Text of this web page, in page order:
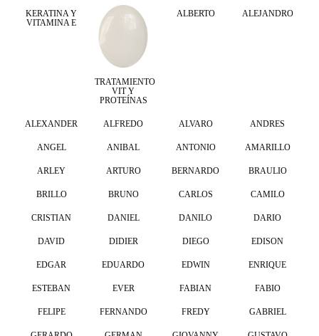
KERATINA Y
VITAMINA E
TRATAMIENTO
VIT Y
PROTEÍNAS
ALBERTO ALEJANDRO
ALEXANDER ALFREDO ALVARO ANDRES
ANGEL ANIBAL ANTONIO AMARILLO
ARLEY ARTURO BERNARDO BRAULIO
BRILLO BRUNO CARLOS CAMILO
CRISTIAN DANIEL DANILO DARIO
DAVID DIDIER DIEGO EDISON
EDGAR EDUARDO EDWIN ENRIQUE
ESTEBAN EVER FABIAN FABIO
FELIPE FERNANDO FREDY GABRIEL